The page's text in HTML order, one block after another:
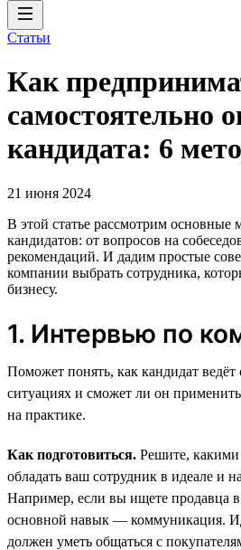
Статьи
Как
самостоятельно
кандидата: 6
21 июня 2024
В этой статье рассмотрим основные
кандидатов: от вопросов на
рекомендаций. И дадим простые
компании выбрать сотрудника,
бизнесу.
1. Интервью по
Поможет понять, как кандидат ведёт
ситуациях и сможет ли он
на практике.
Как подготовиться. Решите,
обладать ваш сотрудник в идеале и
Например, если вы ищете продавца в
основной навык — коммуникация.
должен уметь общаться с